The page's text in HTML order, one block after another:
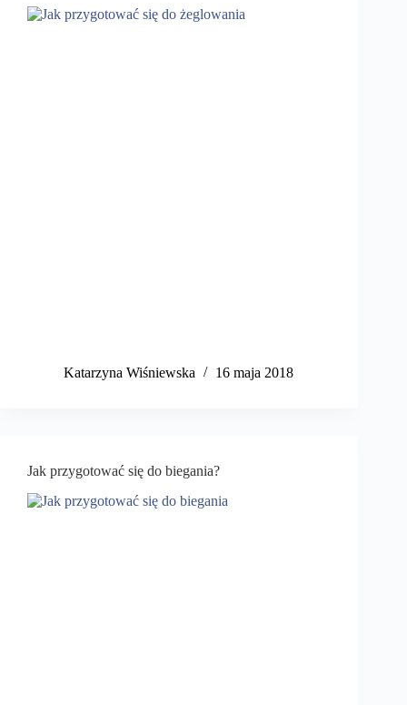
Katarzyna Wiśniewska 16 maja 2018
Jak przygotować się do biegania?